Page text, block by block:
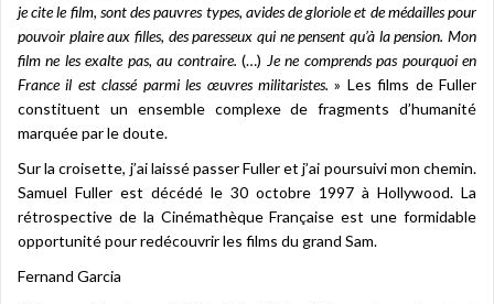
je cite le film, sont des pauvres types, avides de gloriole et de médailles pour
pouvoir plaire aux filles, des paresseux qui ne pensent qu’à la pension. Mon
film ne les exalte pas, au contraire. (…) Je ne comprends pas pourquoi en
France il est classé parmi les œuvres militaristes. » Les films de Fuller
constituent un ensemble complexe de fragments d’humanité
marquée par le doute.
Sur la croisette, j’ai laissé passer Fuller et j’ai poursuivi mon chemin.
Samuel Fuller est décédé le 30 octobre 1997 à Hollywood. La
rétrospective de la Cinémathèque Française est une formidable
opportunité pour redécouvrir les films du grand Sam.
Fernand Garcia